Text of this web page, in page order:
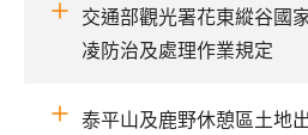
交通部觀光署花東縱谷國
凌防治及處理作業規定
泰平山及鹿野休憩區土地